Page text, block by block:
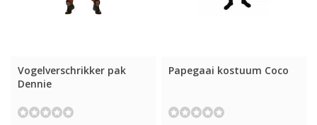
Vogelverschrikker pak
Dennie
Papegaai kostuum Coco